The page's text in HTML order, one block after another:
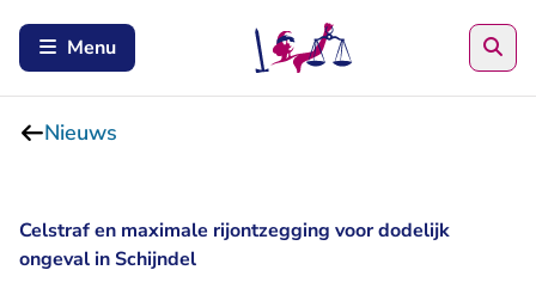
Menu
Nieuws
Celstraf en maximale rijontzegging voor dodelijk
ongeval in Schijndel